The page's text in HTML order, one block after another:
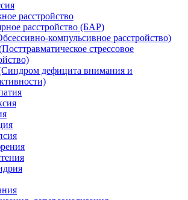
расстройство
расстройство (БАР)
компульсивное расстройство)
стрессовое
дефицита внимания и